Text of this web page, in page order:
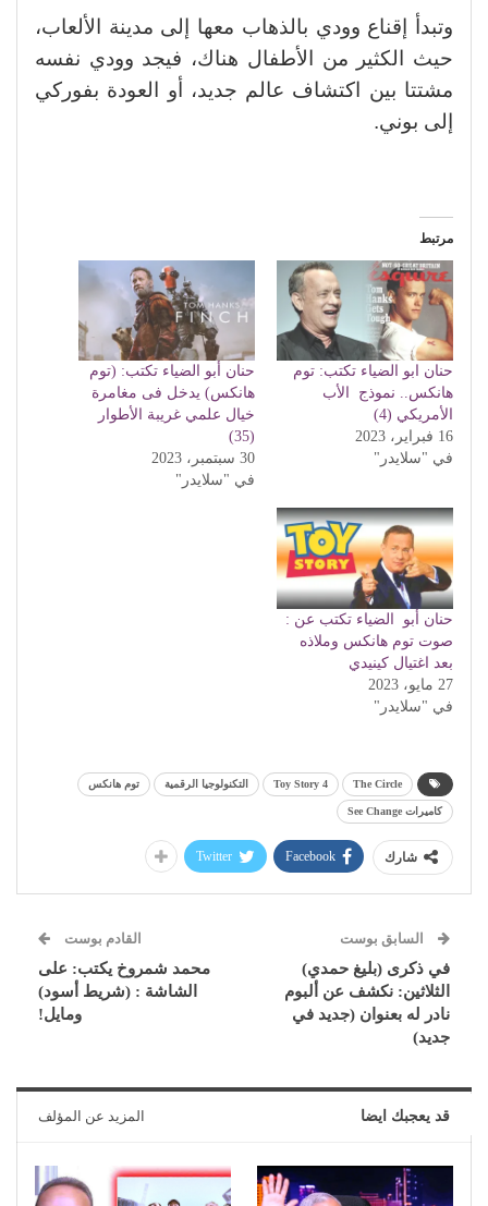
وتبدأ إقناع وودي بالذهاب معها إلى مدينة الألعاب،
حيث الكثير من الأطفال هناك، فيجد وودي نفسه
مشتتا بين اكتشاف عالم جديد، أو العودة بفوركي
إلى بوني.
مرتبط
حنان ابو الضياء تكتب: توم
هانكس.. نموذج الأب
الأمريكي (4)
16 فبراير، 2023
في "سلايدر"
حنان أبو الضياء تكتب: (توم
هانكس) يدخل فى مغامرة
خيال علمي غريبة الأطوار
(35)
30 سبتمبر، 2023
في "سلايدر"
حنان أبو الضياء تكتب عن :
صوت توم هانكس وملاذه
بعد اغتيال كينيدي
27 مايو، 2023
في "سلايدر"
The Circle
Toy Story 4 التكنولوجيا الرقمية توم هانكس
كاميرات See Change
شارك Facebook
Twitter
السابق بوست
في ذكرى (بليغ حمدي)
الثلاثين: نكشف عن ألبوم
نادر له بعنوان (جديد في
جديد)
القادم بوست
محمد شمروخ يكتب: على
الشاشة : (شريط أسود)
ومايل!
قد يعجبك ايضا المزيد عن المؤلف